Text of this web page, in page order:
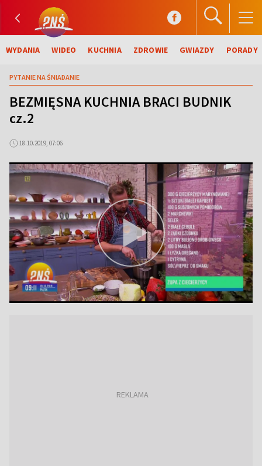
WYDANIA WIDEO KUCHNIA ZDROWIE GWIAZDY PORADY
PYTANIE NA ŚNIADANIE
BEZMIĘSNA KUCHNIA BRACI BUDNIK
cz.2
18.10.2019, 07:06